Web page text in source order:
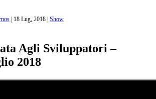
18 Lug, 2018 Show
Agli Sviluppatori –
2018